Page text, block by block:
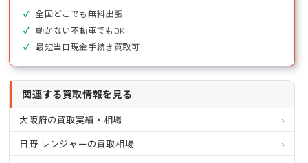
全国どこでも無料出張
動かない不動車でもOK
最短当日現金手続き買取可
関連する買取情報を見る
大阪府の買取実績・相場
日野 レンジャーの買取相場